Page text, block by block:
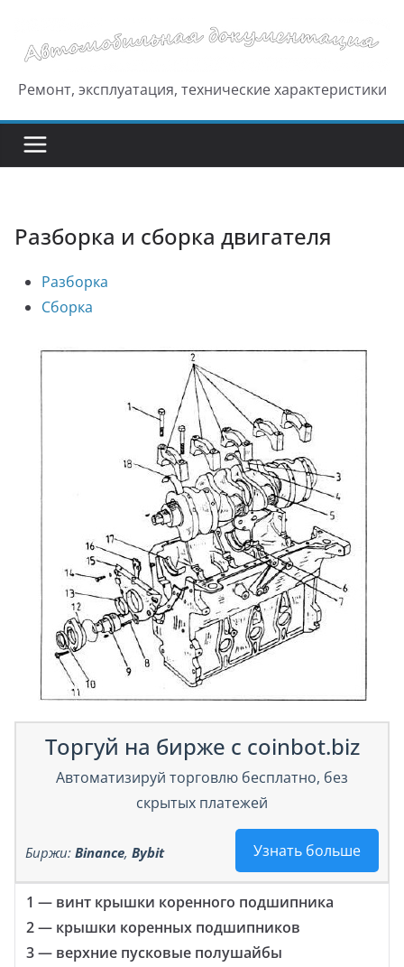
содержимому
Ремонт, эксплуатация, технические характеристики
Разборка и сборка двигателя
Разборка
Сборка
Торгуй на бирже с coinbot.biz
Автоматизируй торговлю бесплатно, без
скрытых платежей
Узнать больше
Биржи: Binance, Bybit
1 — винт крышки коренного подшипника
2 — крышки коренных подшипников
3 — верхние пусковые полушайбы